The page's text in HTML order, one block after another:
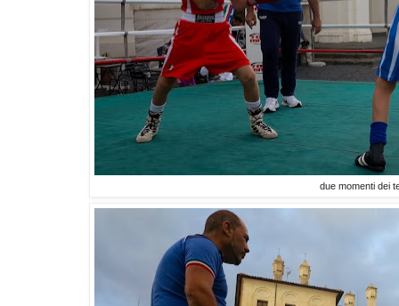
due momenti dei